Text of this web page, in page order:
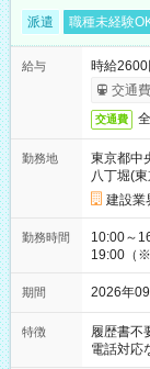
派遣 職種未経験
給与
時給2600
交通
交通費
勤務地
東京都中
八丁堀(
建設業
勤務時間
10:00～
19:00（※
期間 2026年
特徴 履歴書不
電話対応